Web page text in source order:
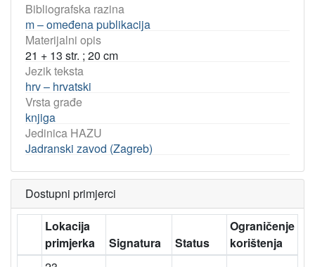
Bibliografska razina
m – omeđena publikacija
Materijalni opis
21 + 13 str. ; 20 cm
Jezik teksta
hrv – hrvatski
Vrsta građe
knjiga
Jedinica HAZU
Jadranski zavod (Zagreb)
Dostupni primjerci
Lokacija
primjerka
Signatura Status
Ograničenje
korištenja